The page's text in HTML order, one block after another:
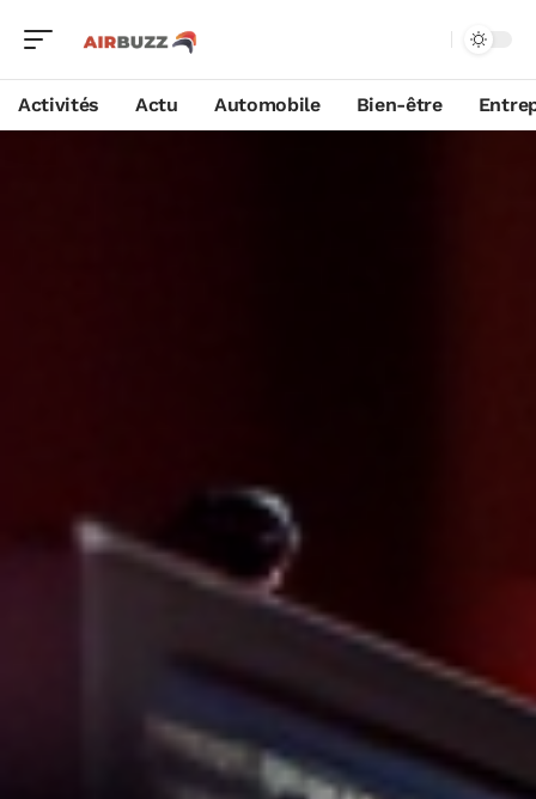
Activités Actu Automobile Bien-être